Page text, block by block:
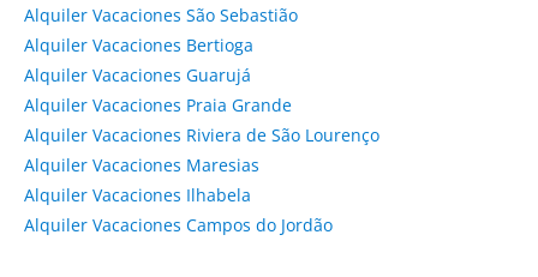
Alquiler Vacaciones São Sebastião
Alquiler Vacaciones Bertioga
Alquiler Vacaciones Guarujá
Alquiler Vacaciones Praia Grande
Alquiler Vacaciones Riviera de São Lourenço
Alquiler Vacaciones Maresias
Alquiler Vacaciones Ilhabela
Alquiler Vacaciones Campos do Jordão